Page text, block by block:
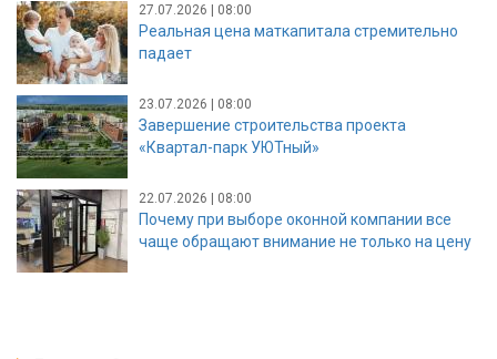
27.07.2026 | 08:00
Реальная цена маткапитала стремительно
падает
23.07.2026 | 08:00
Завершение строительства проекта
«Квартал-парк УЮТный»
22.07.2026 | 08:00
Почему при выборе оконной компании все
чаще обращают внимание не только на цену